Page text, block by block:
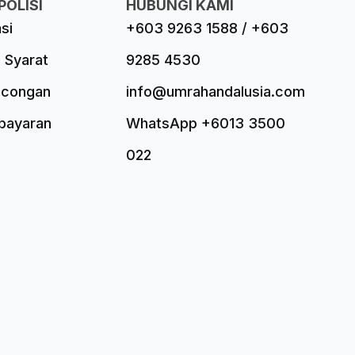
Syarat
HUBUNGI KAMI
+603 9263 1588 / +603
9285 4530
info@umrahandalusia.com
WhatsApp +6013 3500
022